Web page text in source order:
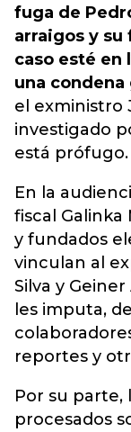
fuga de
arraigos y su
caso esté en
una condena
el exministro
investigado
está prófugo.
En la
fiscal Galinka
y fundados
vinculan al
Silva y
les imputa,
reportes y
Por su parte,
procesados